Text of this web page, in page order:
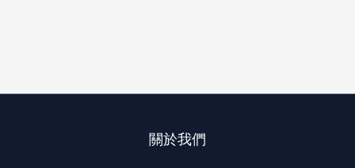
關於我們